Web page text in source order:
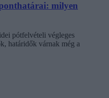
milyen
pótfelvételi végleges
határidők várnak még a